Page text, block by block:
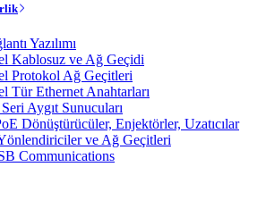
Yazılımı
Kablosuz ve Ağ Geçidi
Protokol Ağ Geçitleri
Tür Ethernet Anahtarları
Aygıt Sunucuları
Dönüştürücüler, Enjektörler, Uzatıcılar
ve Ağ Geçitleri
Communications